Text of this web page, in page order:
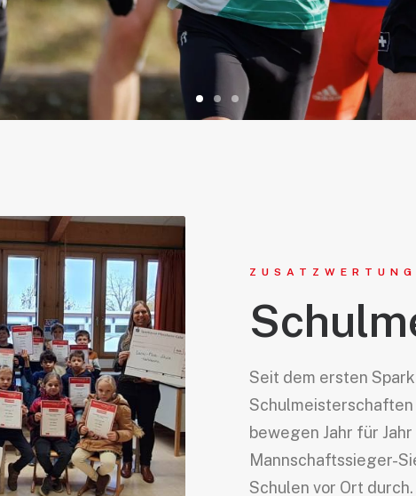
ZUSATZWERTUNG
Seit dem ersten
bewegen Jahr für
Mannschaftssieger-
Schulen vor Ort durch.